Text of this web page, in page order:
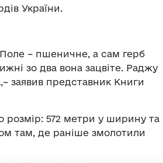
України.
– пшеничне, а сам герб
зо два вона зацвіте. Раджу
заявив представник Книги
розмір: 572 метри у ширину та
там, де раніше змолотили